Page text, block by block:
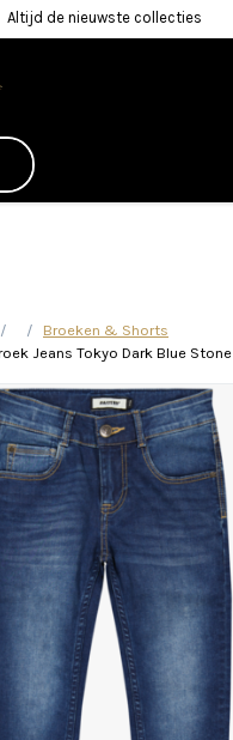
Altijd de nieuwste collecties
Broeken & Shorts
Jeans Tokyo Dark Blue Stone